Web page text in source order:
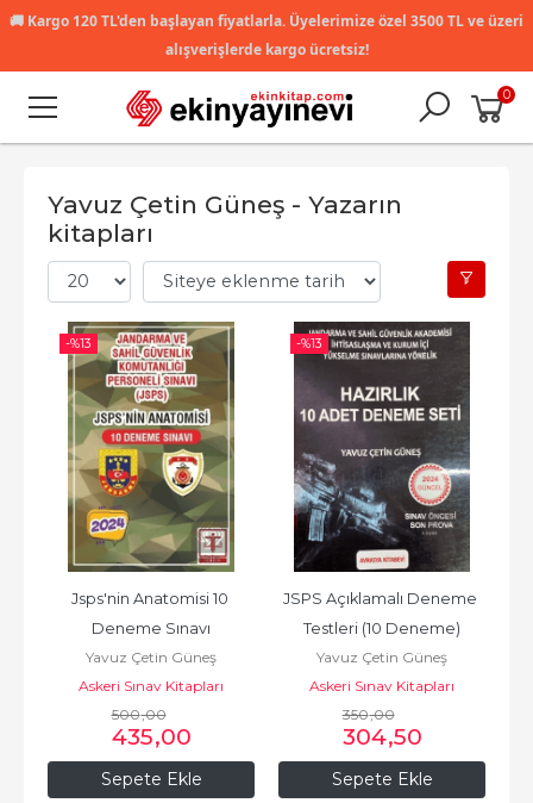
🚚 Kargo 120 TL'den başlayan fiyatlarla. Üyelerimize özel 3500 TL ve üzeri
alışverişlerde kargo ücretsiz!
0
Yavuz Çetin Güneş - Yazarın
kitapları
-%13
Sepete Ekle
Jsps'nin Anatomisi 10
Deneme Sınavı
Yavuz Çetin Güneş
Askeri Sınav Kitapları
500,00
435,00
-%13
Sepete Ekle
JSPS Açıklamalı Deneme
Testleri (10 Deneme)
Yavuz Çetin Güneş
Askeri Sınav Kitapları
350,00
304,50